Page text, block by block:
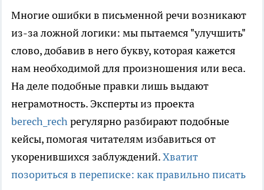
Многие ошибки в письменной речи возникают
из-за ложной логики: мы пытаемся "улучшить"
слово, добавив в него букву, которая кажется
нам необходимой для произношения или веса.
На деле подобные правки лишь выдают
неграмотность. Эксперты из проекта
berech_rechрегулярно разбирают подобные
кейсы, помогая читателям избавиться от
укоренившихся заблуждений.Хватит
позориться в переписке: как правильно писать